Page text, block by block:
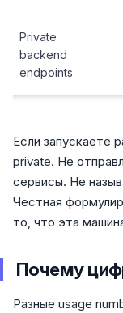
Private
backend
endpoints
Если запускаете
private. Не
сервисы. Не
Честная
то, что эта
Почему
Разные usage